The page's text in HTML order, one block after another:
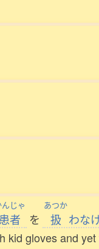
んじゃ
患者 を
あつか
扱 わな
kid gloves and